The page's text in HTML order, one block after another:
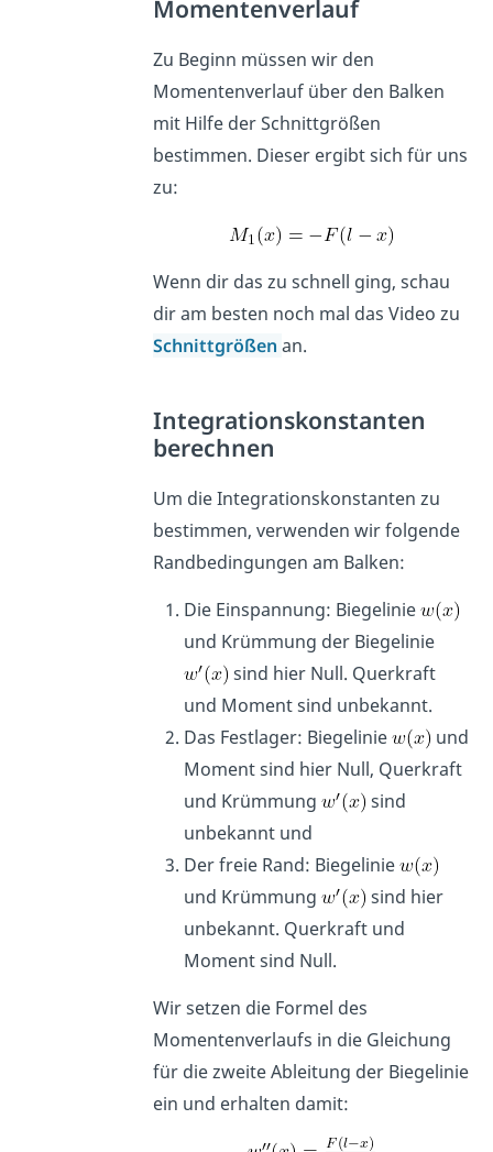
Momentenverlauf
Zu Beginn müssen wir den
Momentenverlauf über den Balken
mit Hilfe der Schnittgrößen
bestimmen. Dieser ergibt sich für uns
zu:
Wenn dir das zu schnell ging, schau
dir am besten noch mal das Video zu
Schnittgrößen an.
Integrationskonstanten
berechnen
Um die Integrationskonstanten zu
bestimmen, verwenden wir folgende
Randbedingungen am Balken:
Die Einspannung: Biegelinie
und Krümmung der Biegelinie
sind hier Null. Querkraft
und Moment sind unbekannt.
Das Festlager: Biegelinie
und
Moment sind hier Null, Querkraft
und Krümmung
sind
unbekannt und
Der freie Rand: Biegelinie
und Krümmung
sind hier
unbekannt. Querkraft und
Moment sind Null.
Wir setzen die Formel des
Momentenverlaufs in die Gleichung
für die zweite Ableitung der Biegelinie
ein und erhalten damit: